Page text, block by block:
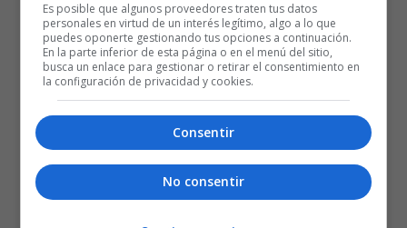
Es posible que algunos proveedores traten tus datos
personales en virtud de un interés legítimo, algo a lo que
puedes oponerte gestionando tus opciones a continuación.
En la parte inferior de esta página o en el menú del sitio,
busca un enlace para gestionar o retirar el consentimiento en
la configuración de privacidad y cookies.
Consentir
No consentir